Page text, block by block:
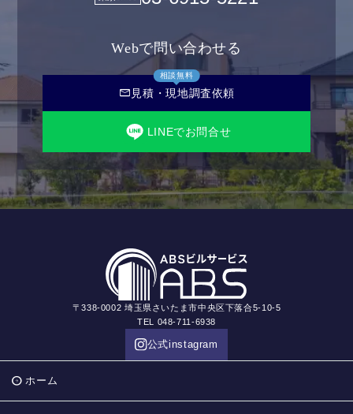
Webで問い合わせる
相談無料
mail 見積・現地調査依頼
LINEでお問合せ
〒338-0002 埼玉県さいたま市中央区下落合5-10-5
TEL 048-711-6938
公式instagram
ホーム